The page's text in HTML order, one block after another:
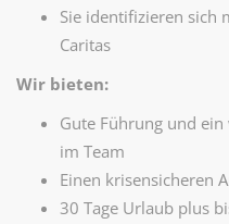
Sie identifizieren sich
Caritas
Wir bieten:
Gute Führung und
im Team
Einen krisensicheren
30 Tage Urlaub plus